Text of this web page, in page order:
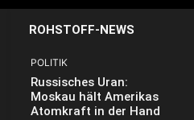
ROHSTOFF-NEWS
POLITIK
Russisches Uran:
Moskau hält Amerikas
Atomkraft in der Hand